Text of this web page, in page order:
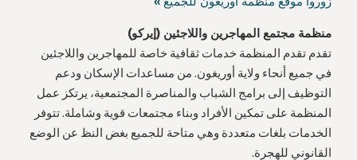
منظمة مجتمع المهاجرين واللاجئين (إيركو)
تقدم تقدم المنظمة خدمات ثقافية خاصة للمهاجرين واللاجئين
في جميع أنحاء ولاية أوريغون. من مساعدات الإسكان ودعم
التوظيف إلى برامج الشباب والمناصرة المجتمعية، يرتكز عمل
المنظمة على تمكين الأفراد وبناء مجتمعات قوية وشاملة. تتوفر
الخدمات بلغات متعددة وهي متاحة للجميع بغض النظ عن الوضع
القانوني للهجرة.